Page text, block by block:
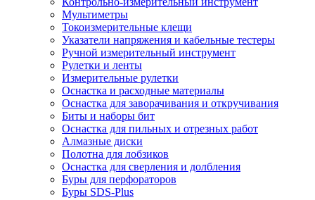
Мультиметры
Токоизмерительные клещи
Указатели напряжения и кабельные тестеры
Ручной измерительный инструмент
Рулетки и ленты
Измерительные рулетки
Оснастка и расходные материалы
Оснастка для заворачивания и откручивания
Биты и наборы бит
Оснастка для пильных и отрезных работ
Алмазные диски
Полотна для лобзиков
Оснастка для сверления и долбления
Буры для перфораторов
Буры SDS-Plus